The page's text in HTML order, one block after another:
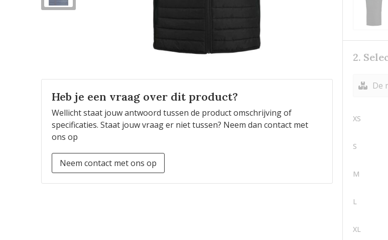
Heb je een vraag over dit product?
Wellicht staat jouw antwoord tussen de product omschrijving of
specificaties. Staat jouw vraag er niet tussen? Neem dan contact met
ons op
Neem contact met ons op
2.
De
XS
S
M
L
XL